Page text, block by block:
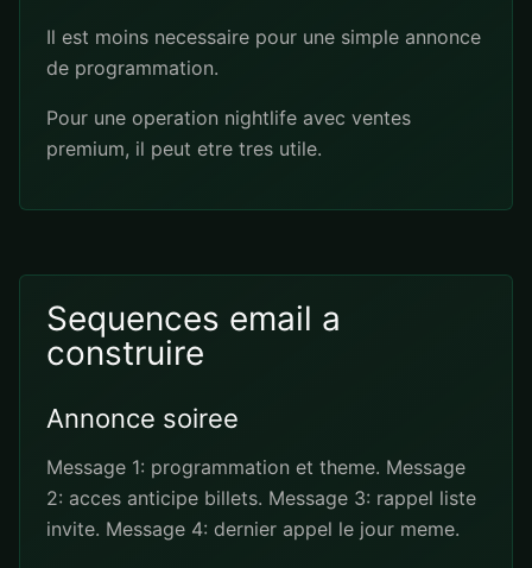
Il est moins necessaire pour une simple annonce
de programmation.
Pour une operation nightlife avec ventes
premium, il peut etre tres utile.
Sequences email a
construire
Annonce soiree
Message 1: programmation et theme. Message
2: acces anticipe billets. Message 3: rappel liste
invite. Message 4: dernier appel le jour meme.